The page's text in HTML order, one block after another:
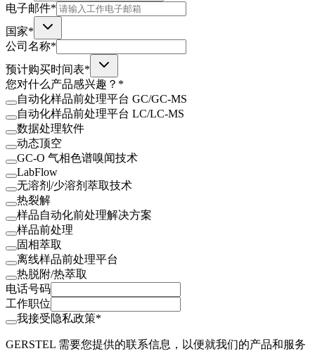
电子邮件*
国家*
公司名称*
预计购买时间表*
您对什么产品感兴趣？*
自动化样品前处理平台 GC/GC-MS
自动化样品前处理平台 LC/LC-MS
数据处理软件
动态顶空
GC-O 气相色谱嗅闻技术
LabFlow
无溶剂/少溶剂萃取技术
热裂解
样品自动化前处理解决方案
样品前处理
固相萃取
离线样品前处理平台
热脱附/热萃取
电话号码
工作职位
我接受隐私政策*
GERSTEL 需要您提供的联系信息，以便就我们的产品和服务